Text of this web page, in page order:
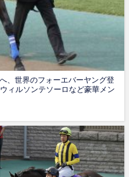
、世界のフォーエバーヤング登
ィルソンテソーロなど豪華メン